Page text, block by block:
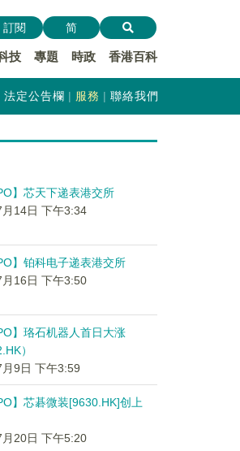
技 專題 時政 香港百科
訂閱 简
法定公告欄 服務 聯絡我們
】芯天下递表港交所
14日 下午3:34
】铂科电子递表港交所
16日 下午3:50
】珞石机器人首日大涨
）
9日 下午3:59
】芯碁微装[9630.HK]创上
20日 下午5:20